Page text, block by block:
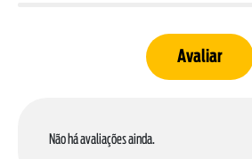
OUVIDORIA
Avaliar
Não há avaliações ainda.